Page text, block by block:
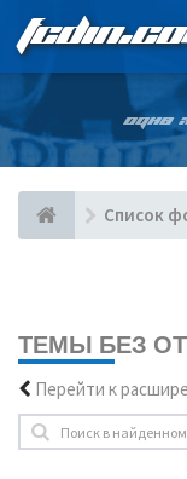
ОДНА
Список
ТЕМЫ БЕЗ
Перейти к